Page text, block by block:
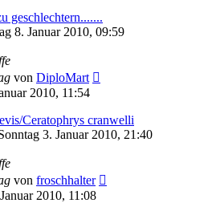
geschlechtern.......
8. Januar 2010, 09:59
von DiploMart
2010, 11:54
Ceratophrys cranwelli
3. Januar 2010, 21:40
von froschhalter
2010, 11:08